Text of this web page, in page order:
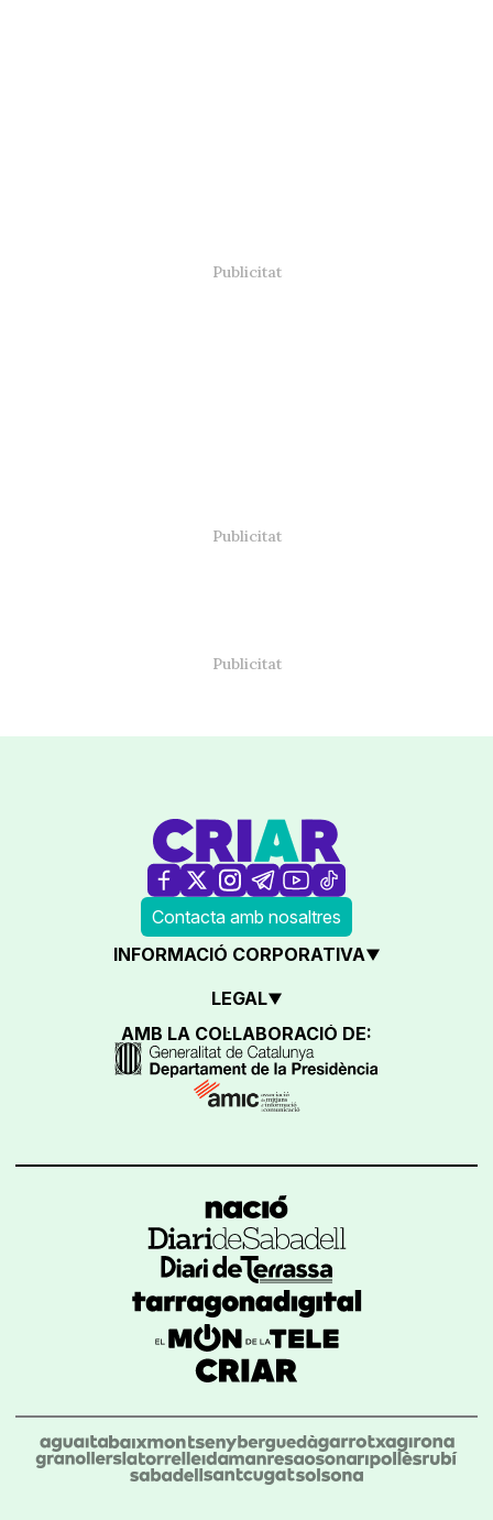
Contacta amb nosaltres
INFORMACIÓ CORPORATIVA
LEGAL
AMB LA COL·LABORACIÓ DE: